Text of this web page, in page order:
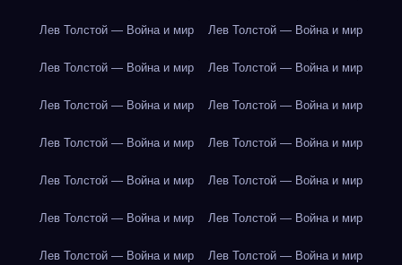
Лев Толстой — Война и мир Лев Толстой — Война и мир
Лев Толстой — Война и мир Лев Толстой — Война и мир
Лев Толстой — Война и мир Лев Толстой — Война и мир
Лев Толстой — Война и мир Лев Толстой — Война и мир
Лев Толстой — Война и мир Лев Толстой — Война и мир
Лев Толстой — Война и мир Лев Толстой — Война и мир
Лев Толстой — Война и мир Лев Толстой — Война и мир